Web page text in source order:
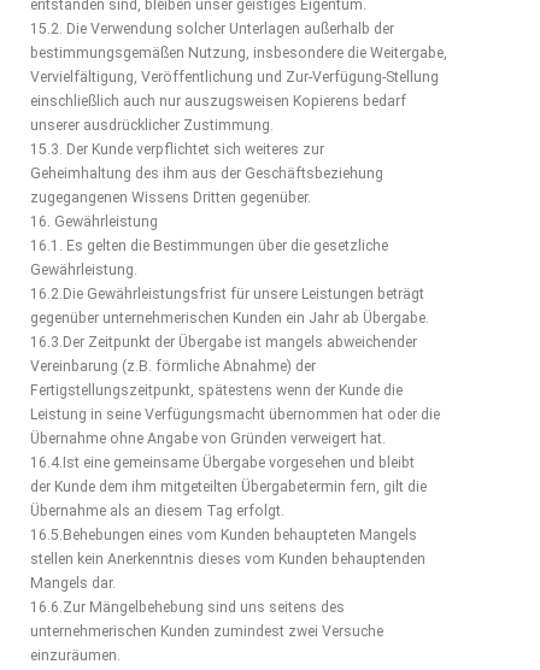
entstanden sind, bleiben unser geistiges Eigentum.
15.2. Die Verwendung solcher Unterlagen außerhalb der
bestimmungsgemäßen Nutzung, insbesondere die Weitergabe,
Vervielfältigung, Veröffentlichung und Zur-Verfügung-Stellung
einschließlich auch nur auszugsweisen Kopierens bedarf
unserer ausdrücklicher Zustimmung.
15.3. Der Kunde verpflichtet sich weiteres zur
Geheimhaltung des ihm aus der Geschäftsbeziehung
zugegangenen Wissens Dritten gegenüber.
16. Gewährleistung
16.1. Es gelten die Bestimmungen über die gesetzliche
Gewährleistung.
16.2.Die Gewährleistungsfrist für unsere Leistungen beträgt
gegenüber unternehmerischen Kunden ein Jahr ab Übergabe.
16.3.Der Zeitpunkt der Übergabe ist mangels abweichender
Vereinbarung (z.B. förmliche Abnahme) der
Fertigstellungszeitpunkt, spätestens wenn der Kunde die
Leistung in seine Verfügungsmacht übernommen hat oder die
Übernahme ohne Angabe von Gründen verweigert hat.
16.4.Ist eine gemeinsame Übergabe vorgesehen und bleibt
der Kunde dem ihm mitgeteilten Übergabetermin fern, gilt die
Übernahme als an diesem Tag erfolgt.
16.5.Behebungen eines vom Kunden behaupteten Mangels
stellen kein Anerkenntnis dieses vom Kunden behauptenden
Mangels dar.
16.6.Zur Mängelbehebung sind uns seitens des
unternehmerischen Kunden zumindest zwei Versuche
einzuräumen.